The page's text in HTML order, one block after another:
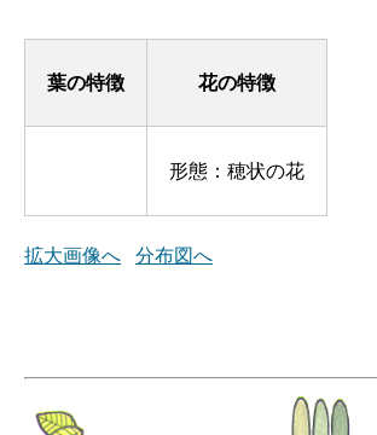
葉の特徴 花の特徴
形態：穂状の花
拡大画像へ 分布図へ